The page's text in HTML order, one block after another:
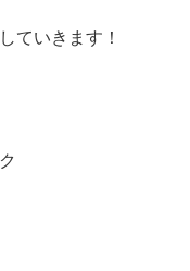
ていきます！